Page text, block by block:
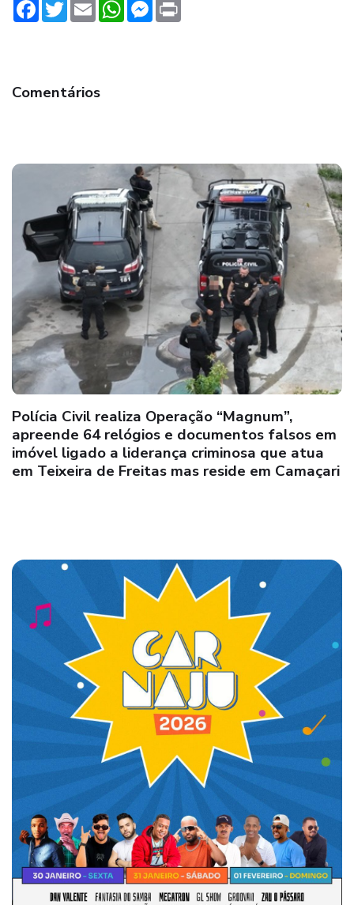
FacebookTwitterEmail WhatsAppMessenger
Comentários
44ª CIPM: Mulher é conduzida por Policiais do
PETO após denúncia de recebimento de carga
de drogas na cidade de Medeiros Neto